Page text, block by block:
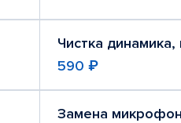
Чистка
590 ₽
Замена